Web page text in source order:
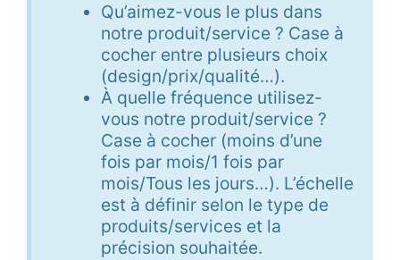
Qu’aimez-vous le plus dans
notre produit/service ? Case à
cocher entre plusieurs choix
(design/prix/qualité…).
À quelle fréquence utilisez-
vous notre produit/service ?
Case à cocher (moins d’une
fois par mois/1 fois par
mois/Tous les jours…). L’échelle
est à définir selon le type de
produits/services et la
précision souhaitée.